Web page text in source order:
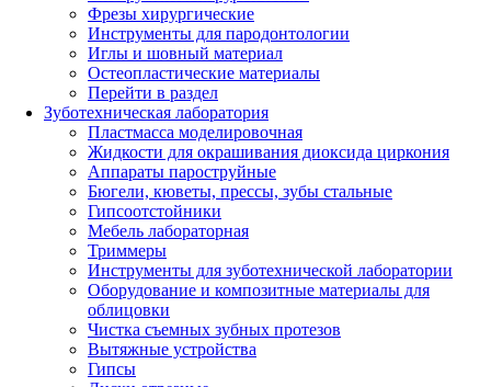
Фрезы хирургические
Инструменты для пародонтологии
Иглы и шовный материал
Остеопластические материалы
Перейти в раздел
Зуботехническая лаборатория
Пластмасса моделировочная
Жидкости для окрашивания диоксида циркония
Аппараты пароструйные
Бюгели, кюветы, прессы, зубы стальные
Гипсоотстойники
Мебель лабораторная
Триммеры
Инструменты для зуботехнической лаборатории
Оборудование и композитные материалы для
облицовки
Чистка съемных зубных протезов
Вытяжные устройства
Гипсы